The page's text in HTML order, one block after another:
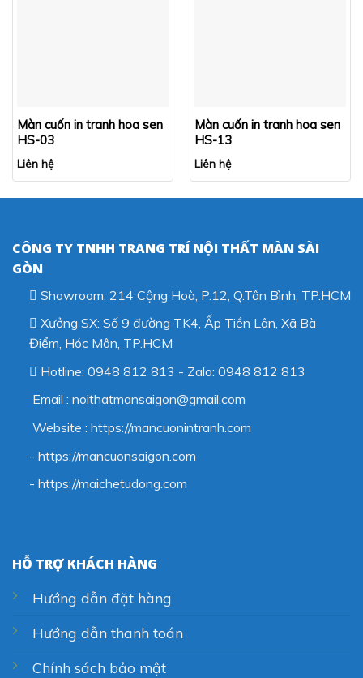
Màn cuốn in tranh hoa sen
HS-03
Liên hệ
Màn cuốn in tranh hoa sen
HS-13
Liên hệ
CÔNG TY TNHH TRANG TRÍ NỘI THẤT MÀN SÀI
GÒN
Showroom: 214 Cộng Hoà, P.12, Q.Tân Bình, TP.HCM
Xưởng SX: Số 9 đường TK4, Ấp Tiền Lân, Xã Bà
Điểm, Hóc Môn, TP.HCM
Hotline: 0948 812 813 - Zalo: 0948 812 813
Email : noithatmansaigon@gmail.com
Website : https://mancuonintranh.com
- https://mancuonsaigon.com
- https://maichetudong.com
HỖ TRỢ KHÁCH HÀNG
Hướng dẫn đặt hàng
Hướng dẫn thanh toán
Chính sách bảo mật